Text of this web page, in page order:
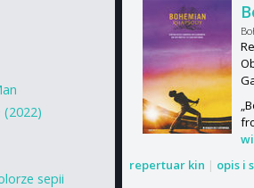
repertuar kin | opis i
(2022)
sepii